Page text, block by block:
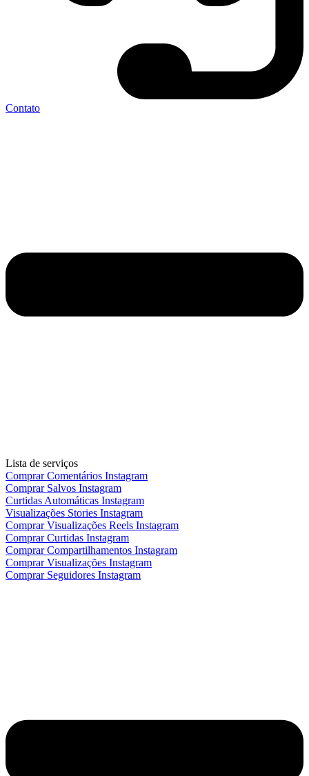
Contato
Lista de serviços
Comprar Comentários Instagram
Comprar Salvos Instagram
Curtidas Automáticas Instagram
Visualizações Stories Instagram
Comprar Visualizações Reels Instagram
Comprar Curtidas Instagram
Comprar Compartilhamentos Instagram
Comprar Visualizações Instagram
Comprar Seguidores Instagram